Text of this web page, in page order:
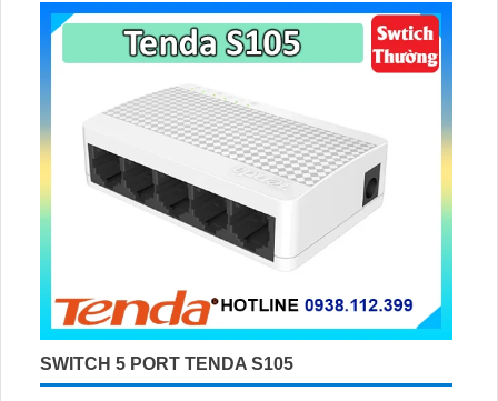
cho nhiều thiết bị truy cập cùng lúc
SWITCH 5 PORT TENDA S105